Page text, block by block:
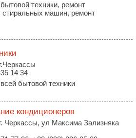
техники, ремонт
стиральных машин, ремонт
14 34
бытовой техники
кондиционеров
Черкассы, ул Максима Зализняка